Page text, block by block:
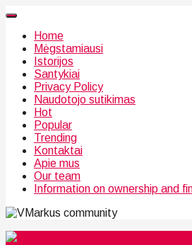
Home
Mėgstamiausi
Istorijos
Santykiai
Privacy Policy
Naudotojo sutikimas
Hot
Popular
Trending
Kontaktai
Apie mus
Our team
Information on ownership and
community